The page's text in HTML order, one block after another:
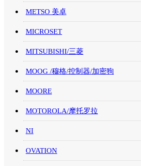
METSO 美卓
MICROSET
MITSUBISHI/三菱
MOOG /穆格/控制器/加密狗
MOORE
MOTOROLA/摩托罗拉
NI
OVATION